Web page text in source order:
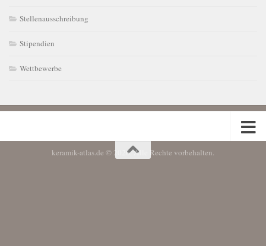
Stellenausschreibung
Stipendien
Wettbewerbe
keramik-atlas.de © 2026. Alle Rechte vorbehalten.